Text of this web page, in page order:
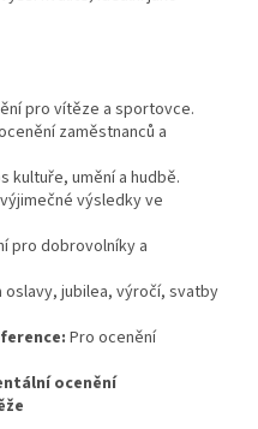
pro vítěze a sportovce.
zaměstnanců a
kultuře, umění a hudbě.
výsledky ve
pro dobrovolníky a
oslavy, jubilea, výročí, svatby
Pro ocenění
ocenění